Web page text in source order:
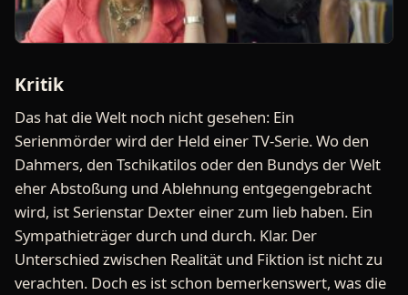
Kritik
Das hat die Welt noch nicht gesehen: Ein
Serienmörder wird der Held einer TV-Serie. Wo den
Dahmers, den Tschikatilos oder den Bundys der Welt
eher Abstoßung und Ablehnung entgegengebracht
wird, ist Serienstar Dexter einer zum lieb haben. Ein
Sympathieträger durch und durch. Klar. Der
Unterschied zwischen Realität und Fiktion ist nicht zu
verachten. Doch es ist schon bemerkenswert, was die